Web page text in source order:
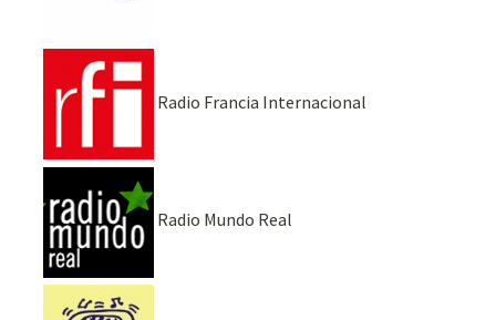
Radio Francia Internacional
Radio Mundo Real